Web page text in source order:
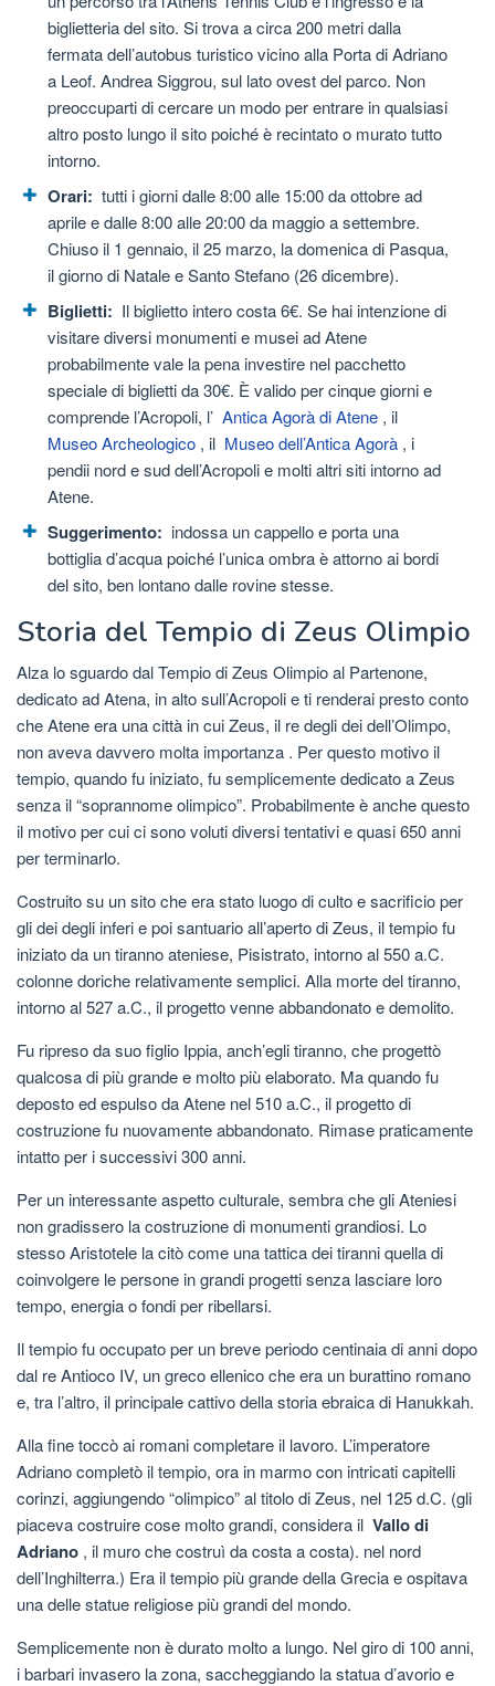
biglietteria del sito. Si trova a circa 200 metri dalla
fermata dell’autobus turistico vicino alla Porta di Adriano
a Leof. Andrea Siggrou, sul lato ovest del parco. Non
preoccuparti di cercare un modo per entrare in qualsiasi
altro posto lungo il sito poiché è recintato o murato tutto
intorno.
Orari: tutti i giorni dalle 8:00 alle 15:00 da ottobre ad
aprile e dalle 8:00 alle 20:00 da maggio a settembre.
Chiuso il 1 gennaio, il 25 marzo, la domenica di Pasqua,
il giorno di Natale e Santo Stefano (26 dicembre).
Biglietti: Il biglietto intero costa 6€. Se hai intenzione di
visitare diversi monumenti e musei ad Atene
probabilmente vale la pena investire nel pacchetto
speciale di biglietti da 30€. È valido per cinque giorni e
comprende l’Acropoli, l’ Antica Agorà di Atene , il
Museo Archeologico , il Museo dell’Antica Agorà , i
pendii nord e sud dell’Acropoli e molti altri siti intorno ad
Atene.
Suggerimento: indossa un cappello e porta una
bottiglia d’acqua poiché l’unica ombra è attorno ai bordi
del sito, ben lontano dalle rovine stesse.
Storia del Tempio di Zeus Olimpio
Alza lo sguardo dal Tempio di Zeus Olimpio al Partenone,
dedicato ad Atena, in alto sull’Acropoli e ti renderai presto conto
che Atene era una città in cui Zeus, il re degli dei dell’Olimpo,
non aveva davvero molta importanza . Per questo motivo il
tempio, quando fu iniziato, fu semplicemente dedicato a Zeus
senza il “soprannome olimpico”. Probabilmente è anche questo
il motivo per cui ci sono voluti diversi tentativi e quasi 650 anni
per terminarlo.
Costruito su un sito che era stato luogo di culto e sacrificio per
gli dei degli inferi e poi santuario all’aperto di Zeus, il tempio fu
iniziato da un tiranno ateniese, Pisistrato, intorno al 550 a.C.
colonne doriche relativamente semplici. Alla morte del tiranno,
intorno al 527 a.C., il progetto venne abbandonato e demolito.
Fu ripreso da suo figlio Ippia, anch’egli tiranno, che progettò
qualcosa di più grande e molto più elaborato. Ma quando fu
deposto ed espulso da Atene nel 510 a.C., il progetto di
costruzione fu nuovamente abbandonato. Rimase praticamente
intatto per i successivi 300 anni.
Per un interessante aspetto culturale, sembra che gli Ateniesi
non gradissero la costruzione di monumenti grandiosi. Lo
stesso Aristotele la citò come una tattica dei tiranni quella di
coinvolgere le persone in grandi progetti senza lasciare loro
tempo, energia o fondi per ribellarsi.
Il tempio fu occupato per un breve periodo centinaia di anni dopo
dal re Antioco IV, un greco ellenico che era un burattino romano
e, tra l’altro, il principale cattivo della storia ebraica di Hanukkah.
Alla fine toccò ai romani completare il lavoro. L’imperatore
Adriano completò il tempio, ora in marmo con intricati capitelli
corinzi, aggiungendo “olimpico” al titolo di Zeus, nel 125 d.C. (gli
piaceva costruire cose molto grandi, considera il Vallo di
Adriano , il muro che costruì da costa a costa). nel nord
dell’Inghilterra.) Era il tempio più grande della Grecia e ospitava
una delle statue religiose più grandi del mondo.
Semplicemente non è durato molto a lungo. Nel giro di 100 anni,
i barbari invasero la zona, saccheggiando la statua d’avorio e